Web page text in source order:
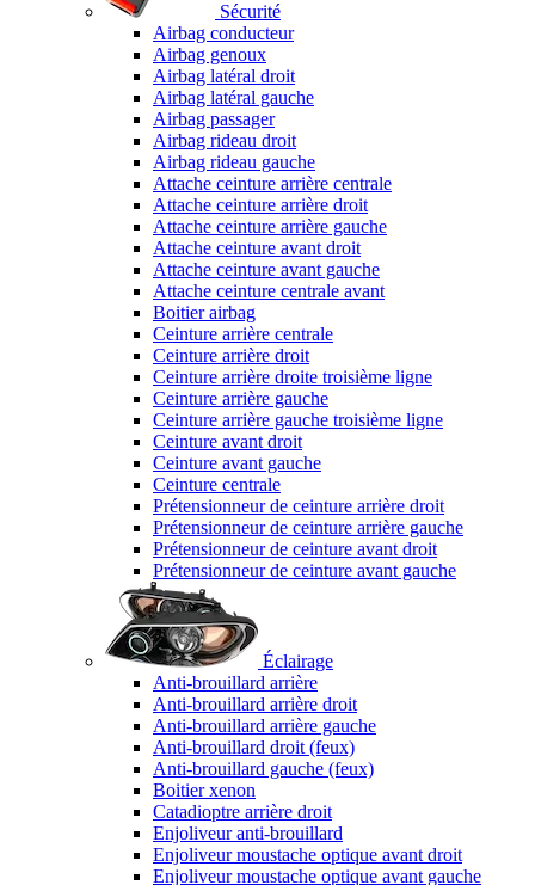
Sécurité
Airbag conducteur
Airbag genoux
Airbag latéral droit
Airbag latéral gauche
Airbag passager
Airbag rideau droit
Airbag rideau gauche
Attache ceinture arrière centrale
Attache ceinture arrière droit
Attache ceinture arrière gauche
Attache ceinture avant droit
Attache ceinture avant gauche
Attache ceinture centrale avant
Boitier airbag
Ceinture arrière centrale
Ceinture arrière droit
Ceinture arrière droite troisième ligne
Ceinture arrière gauche
Ceinture arrière gauche troisième ligne
Ceinture avant droit
Ceinture avant gauche
Ceinture centrale
Prétensionneur de ceinture arrière droit
Prétensionneur de ceinture arrière gauche
Prétensionneur de ceinture avant droit
Prétensionneur de ceinture avant gauche
Éclairage
Anti-brouillard arrière
Anti-brouillard arrière droit
Anti-brouillard arrière gauche
Anti-brouillard droit (feux)
Anti-brouillard gauche (feux)
Boitier xenon
Catadioptre arrière droit
Enjoliveur anti-brouillard
Enjoliveur moustache optique avant droit
Enjoliveur moustache optique avant gauche